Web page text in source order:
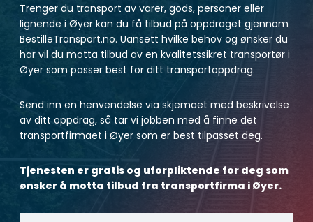
Trenger du transport av varer, gods, personer eller
lignende i Øyer kan du få tilbud på oppdraget gjennom
BestilleTransport.no. Uansett hvilke behov og ønsker du
har vil du motta tilbud av en kvalitetssikret transportør i
Øyer som passer best for ditt transportoppdrag.
Send inn en henvendelse via skjemaet med beskrivelse
av ditt oppdrag, så tar vi jobben med å finne det
transportfirmaet i Øyer som er best tilpasset deg.
Tjenesten er gratis og uforpliktende for deg som
ønsker å motta tilbud fra transportfirma i Øyer.